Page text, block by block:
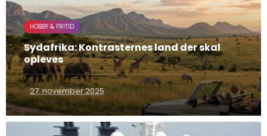
HOBBY & FRITID
Sydafrika: Kontrasternes land der skal
opleves
27. november 2025